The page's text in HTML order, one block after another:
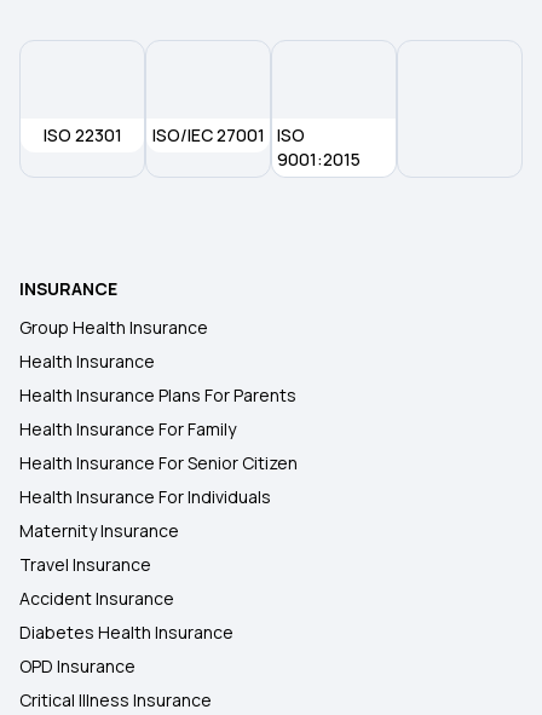
ISO 22301 ISO/IEC 27001
ISO
9001:2015
INSURANCE
Group Health Insurance
Health Insurance
Health Insurance Plans For Parents
Health Insurance For Family
Health Insurance For Senior Citizen
Health Insurance For Individuals
Maternity Insurance
Travel Insurance
Accident Insurance
Diabetes Health Insurance
OPD Insurance
Critical Illness Insurance